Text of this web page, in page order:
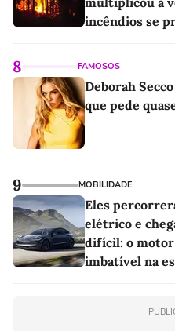
incêndios se
8 FAMOSOS
Deborah
que pede
9 MOBILIDADE
Eles
elétrico e
difícil: o motor
imbatível na